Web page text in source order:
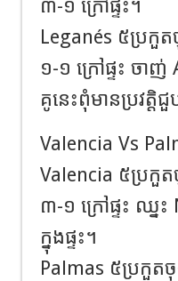
៣-១ ក្រៅផ្ទះ។
Leganés ​៥ប្រកួ
១-១ ក្រៅផ្ទះ ចា
គូនេះពុំមានប្រវត្តិជួប
Valencia Vs
Valencia ៥ប្រ
៣-១ ក្រៅផ្ទះ ឈ្ន
ក្នុងផ្ទះ។
Palmas ៥ប្រកួ